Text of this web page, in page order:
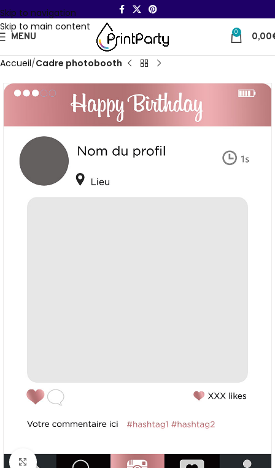
Skip to navigation
Skip to main content
MENU 0 0,00
Accueil Cadre photobooth
Click to enlarge